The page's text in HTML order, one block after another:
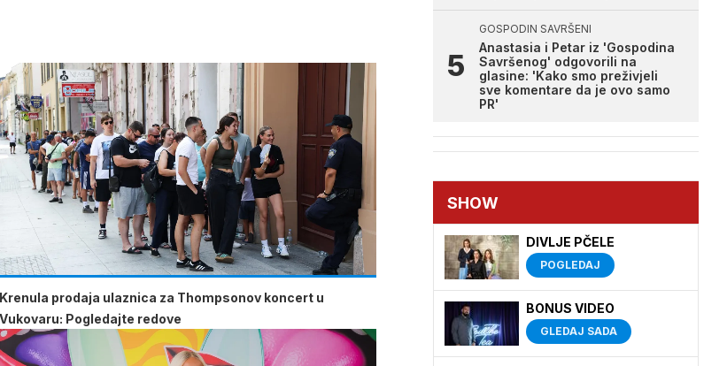
Krenula prodaja ulaznica za Thompsonov koncert u
Vukovaru: Pogledajte redove
GOSPODIN SAVRŠENI
Anastasia i Petar iz 'Gospodina
Savršenog' odgovorili na
glasine: 'Kako smo preživjeli
sve komentare da je ovo samo
PR'
SHOW
DIVLJE PČELE
POGLEDAJ
BONUS VIDEO
GLEDAJ SADA